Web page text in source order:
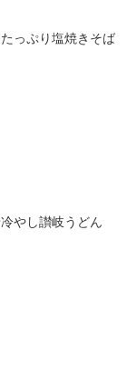
っぷり塩焼きそば
やし讃岐うどん